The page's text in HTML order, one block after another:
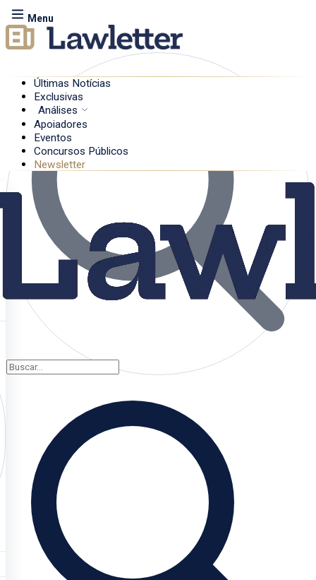
Menu
Últimas Notícias
Exclusivas
Análises
Apoiadores
Eventos
Concursos Públicos
Newsletter